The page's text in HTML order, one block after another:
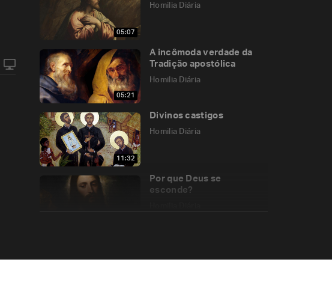
05:07
Homilia Diária
05:21
A incômoda verdade da
Tradição apostólica
Homilia Diária
11:32
Divinos castigos
Homilia Diária
Por que Deus se
esconde?